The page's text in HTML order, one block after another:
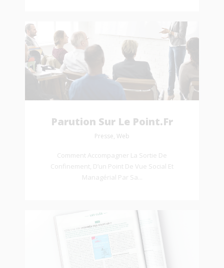
Parution Sur Le Point.fr
Presse, Web
Comment Accompagner La Sortie De
Confinement, D’un Point De Vue Social Et
Managérial Par Sa...